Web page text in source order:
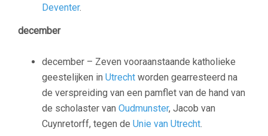
Deventer.
december
december – Zeven vooraanstaande katholieke
geestelijken in Utrecht worden gearresteerd na
de verspreiding van een pamflet van de hand van
de scholaster van Oudmunster, Jacob van
Cuynretorff, tegen de Unie van Utrecht.